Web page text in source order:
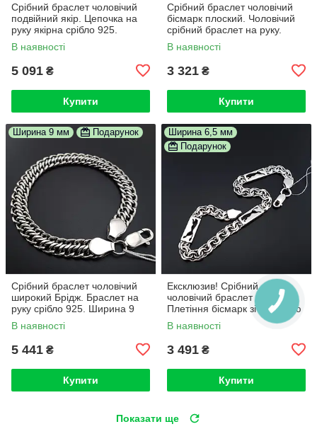
Срібний браслет чоловічий
подвійний якір. Цепочка на
руку якірна срібло 925.
Ширина 6 мм. Довжина 20 см
В наявності
5 091 ₴
Купити
Срібний браслет чоловічий
бісмарк плоский. Чоловічий
срібний браслет на руку.
Ширина 7 мм / 19 см
В наявності
3 321 ₴
Купити
Ширина 9 мм Подарунок
Срібний браслет чоловічий
широкий Брідж. Браслет на
руку срібло 925. Ширина 9
мм. Довжина 19 см
В наявності
5 441 ₴
Купити
Ширина 6,5 мм
Подарунок
Ексклюзив! Срібний
чоловічий браслет на руку.
Плетіння бісмарк зі вставкою
Гепард Пума Пантера. 20,5
см
В наявності
3 491 ₴
Купити
Показати ще